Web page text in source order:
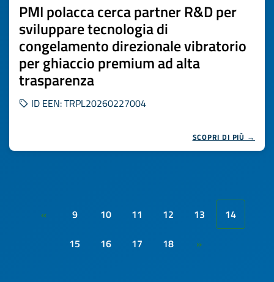
PMI polacca cerca partner R&D per
sviluppare tecnologia di
congelamento direzionale vibratorio
per ghiaccio premium ad alta
trasparenza
ID EEN: TRPL20260227004
SCOPRI DI PIÙ →
« 9 10 11 12 13
14
15
16 17 18 »